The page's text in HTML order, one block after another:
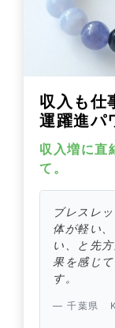
収入も仕
運躍進パ
収入増に直
て。
ブレスレ
体が軽い
い、と先
果を感じ
す。
千葉県